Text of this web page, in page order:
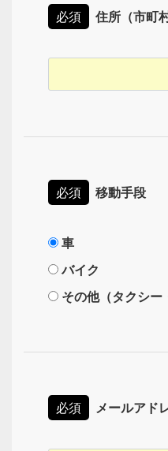
必須 住所（市町
必須 移動手段
車
バイク
その他（タクシー
必須 メールアド